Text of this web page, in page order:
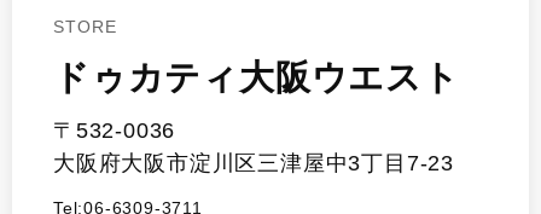
STORE
ドゥカティ大阪ウエスト
〒532-0036
大阪府大阪市淀川区三津屋中3丁目7-23
Tel:06-6309-3711